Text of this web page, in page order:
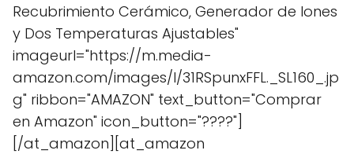
Recubrimiento Cerámico, Generador de Iones
y Dos Temperaturas Ajustables"
imageurl="https://m.media-
amazon.com/images/I/31RSpunxFFL._SL160_.jp
g" ribbon="AMAZON" text_button="Comprar
en Amazon" icon_button="????"]
[/at_amazon][at_amazon